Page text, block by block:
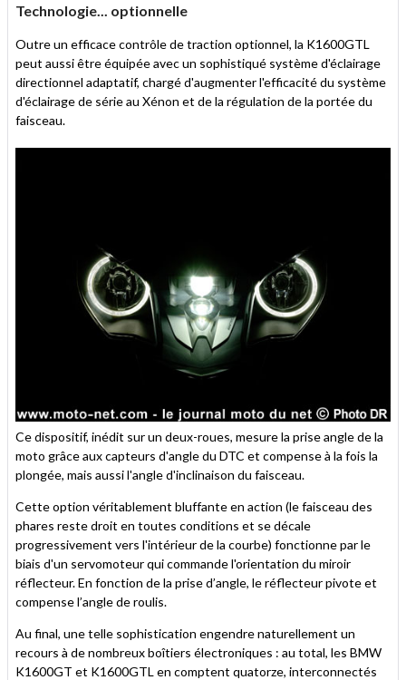
Technologie... optionnelle
Outre un efficace contrôle de traction optionnel, la K1600GTL
peut aussi être équipée avec un sophistiqué système d'éclairage
directionnel adaptatif, chargé d'augmenter l'efficacité du système
d'éclairage de série au Xénon et de la régulation de la portée du
faisceau.
Ce dispositif, inédit sur un deux-roues, mesure la prise angle de la
moto grâce aux capteurs d'angle du DTC et compense à la fois la
plongée, mais aussi l'angle d'inclinaison du faisceau.
Cette option véritablement bluffante en action (le faisceau des
phares reste droit en toutes conditions et se décale
progressivement vers l'intérieur de la courbe) fonctionne par le
biais d'un servomoteur qui commande l'orientation du miroir
réflecteur. En fonction de la prise d’angle, le réflecteur pivote et
compense l’angle de roulis.
Au final, une telle sophistication engendre naturellement un
recours à de nombreux boîtiers électroniques : au total, les BMW
K1600GT et K1600GTL en comptent quatorze, interconnectés